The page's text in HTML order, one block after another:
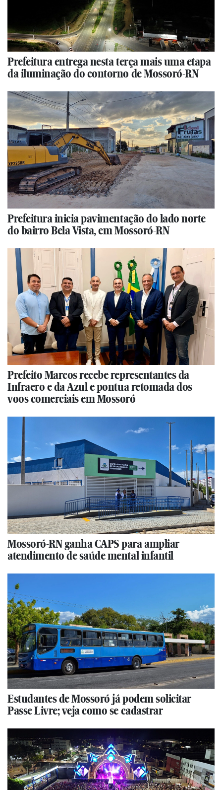
Prefeitura entrega nesta terça mais uma etapa
da iluminação do contorno de Mossoró-RN
Prefeitura inicia pavimentação do lado norte
do bairro Bela Vista, em Mossoró-RN
Prefeito Marcos recebe representantes da
Infraero e da Azul e pontua retomada dos
voos comerciais em Mossoró
Mossoró-RN ganha CAPS para ampliar
atendimento de saúde mental infantil
Estudantes de Mossoró já podem solicitar
Passe Livre; veja como se cadastrar